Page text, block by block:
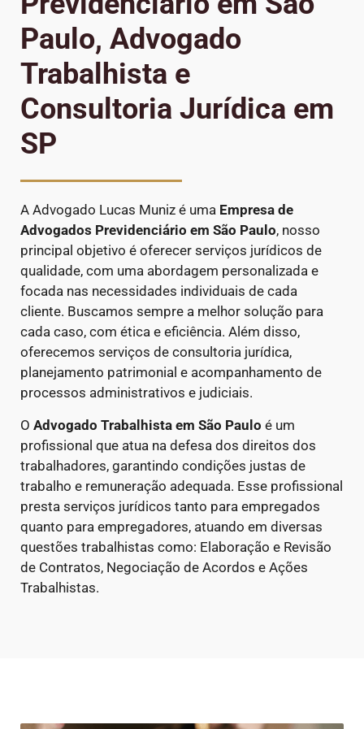
Paulo, Advogado
Trabalhista e
Consultoria Jurídica em
SP
A Advogado Lucas Muniz é uma Empresa de
Advogados Previdenciário em São Paulo, nosso
principal objetivo é oferecer serviços jurídicos de
qualidade, com uma abordagem personalizada e
focada nas necessidades individuais de cada
cliente. Buscamos sempre a melhor solução para
cada caso, com ética e eficiência. Além disso,
oferecemos serviços de consultoria jurídica,
planejamento patrimonial e acompanhamento de
processos administrativos e judiciais.
O Advogado Trabalhista em São Paulo é um
profissional que atua na defesa dos direitos dos
trabalhadores, garantindo condições justas de
trabalho e remuneração adequada. Esse profissional
presta serviços jurídicos tanto para empregados
quanto para empregadores, atuando em diversas
questões trabalhistas como: Elaboração e Revisão
de Contratos, Negociação de Acordos e Ações
Trabalhistas.